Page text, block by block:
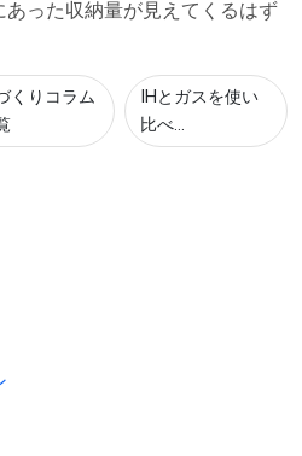
った収納量が見えてくるはず
くりコラム
IHとガスを使い
比べ...